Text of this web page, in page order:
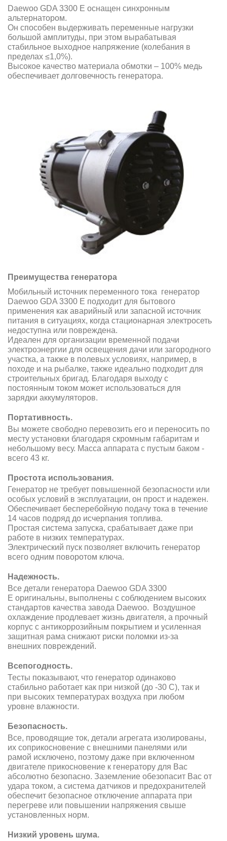
Daewoo GDA 3300 E оснащен синхронным
альтернатором.
Он способен выдерживать переменные нагрузки
большой амплитуды, при этом вырабатывая
стабильное выходное напряжение (колебания в
пределах ≤1,0%).
Высокое качество материала обмотки – 100% медь
обеспечивает долговечность генератора.
Преимущества генератора
Мобильный источник переменного тока генератор
Daewoo GDA 3300 E подходит для бытового
применения как аварийный или запасной источник
питания в ситуациях, когда стационарная электросеть
недоступна или повреждена.
Идеален для организации временной подачи
электроэнергии для освещения дачи или загородного
участка, а также в полевых условиях, например, в
походе и на рыбалке, также идеально подходит для
строительных бригад. Благодаря выходу с
постоянным током может использоваться для
зарядки аккумуляторов.
Портативность.
Вы можете свободно перевозить его и переносить по
месту установки благодаря скромным габаритам и
небольшому весу. Масса аппарата с пустым баком -
всего 43 кг.
Простота использования.
Генератор не требует повышенной безопасности или
особых условий в эксплуатации, он прост и надежен.
Обеспечивает бесперебойную подачу тока в течение
14 часов подряд до исчерпания топлива.
Простая система запуска, срабатывает даже при
работе в низких температурах.
Электрический пуск позволяет включить генератор
всего одним поворотом ключа.
Надежность.
Все детали генератора Daewoo GDA 3300
E оригинальны, выполнены с соблюдением высоких
стандартов качества завода Daewoo. Воздушное
охлаждение продлевает жизнь двигателя, а прочный
корпус с антикоррозийным покрытием и усиленная
защитная рама снижают риски поломки из-за
внешних повреждений.
Всепогодность.
Тесты показывают, что генератор одинаково
стабильно работает как при низкой (до -30 С), так и
при высоких температурах воздуха при любом
уровне влажности.
Безопасность.
Все, проводящие ток, детали агрегата изолированы,
их соприкосновение с внешними панелями или
рамой исключено, поэтому даже при включенном
двигателе прикосновение к генератору для Вас
абсолютно безопасно. Заземление обезопасит Вас от
удара током, а система датчиков и предохранителей
обеспечит безопасное отключение аппарата при
перегреве или повышении напряжения свыше
установленных норм.
Низкий уровень шума.